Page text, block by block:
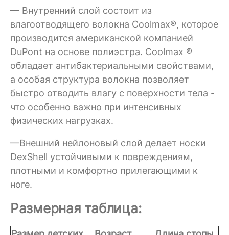
— Внутренний слой состоит из
влагоотводящего волокна Coolmax®, которое
производится американской компанией
DuPont на основе полиэстра. Coolmax ®
обладает антибактериальными свойствами,
а особая структура волокна позволяет
быстро отводить влагу с поверхности тела -
что особенно важно при интенсивных
физических нагрузках.
—Внешний нейлоновый слой делает носки
DexShell устойчивыми к повреждениям,
плотными и комфортно прилегающими к
ноге.
Размерная таблица: